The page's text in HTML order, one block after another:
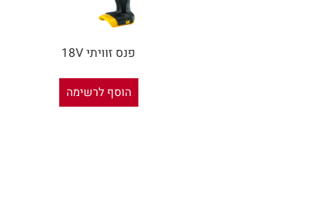
פנס זוויתי 18V
הוסף לרשימה